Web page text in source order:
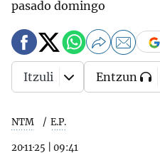
pasado domingo
NTM E.P.
20·11·25 09:41
Itzuli Entzun